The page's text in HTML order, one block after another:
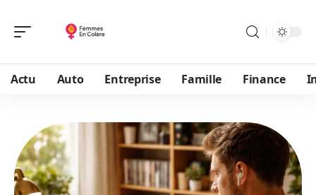
Actu Auto Entreprise Famille Finance